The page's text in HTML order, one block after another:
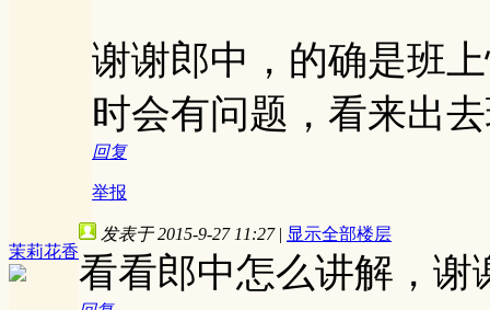
谢谢郎中，的确是班
时会有问题，看来出
回复
举报
茉莉花香
发表于 2015-9-27 11:27 | 显示全部楼层
看看郎中怎么讲解，谢